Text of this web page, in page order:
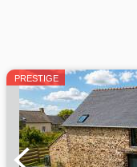
PRESTIGE